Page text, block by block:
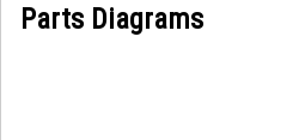
Parts Diagrams